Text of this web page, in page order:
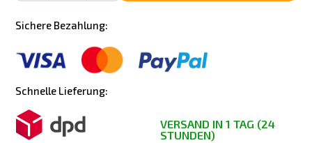
Sichere Bezahlung:
Schnelle Lieferung:
VERSAND IN 1 TAG (24
STUNDEN)